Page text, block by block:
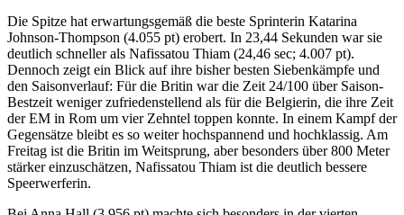
Die Spitze hat erwartungsgemäß die beste Sprinterin Katarina
Johnson-Thompson (4.055 pt) erobert. In 23,44 Sekunden war sie
deutlich schneller als Nafissatou Thiam (24,46 sec; 4.007 pt).
Dennoch zeigt ein Blick auf ihre bisher besten Siebenkämpfe und
den Saisonverlauf: Für die Britin war die Zeit 24/100 über Saison-
Bestzeit weniger zufriedenstellend als für die Belgierin, die ihre Zeit
der EM in Rom um vier Zehntel toppen konnte. In einem Kampf der
Gegensätze bleibt es so weiter hochspannend und hochklassig. Am
Freitag ist die Britin im Weitsprung, aber besonders über 800 Meter
stärker einzuschätzen, Nafissatou Thiam ist die deutlich bessere
Speerwerferin.